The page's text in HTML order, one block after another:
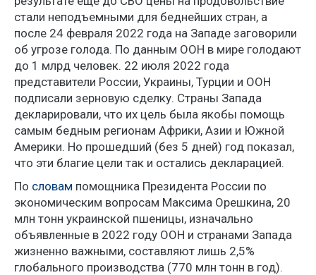
стали неподъемными для беднейших стран, а
после 24 февраля 2022 года на Западе заговорили
об угрозе голода. По данным ООН в мире голодают
до 1 млрд человек. 22 июля 2022 года
представители России, Украины, Турции и ООН
подписали зерновую сделку. Страны Запада
декларировали, что их цель была якобы помощь
самым бедным регионам Африки, Азии и Южной
Америки. Но прошедший (без 5 дней) год показал,
что эти благие цели так и остались декларацией.
По словам помощника Президента России по
экономическим вопросам Максима Орешкина, 20
млн тонн украинской пшеницы, изначально
объявленные в 2022 году ООН и странами Запада
жизненно важными, составляют лишь 2,5%
глобального производства (770 млн тонн в год).